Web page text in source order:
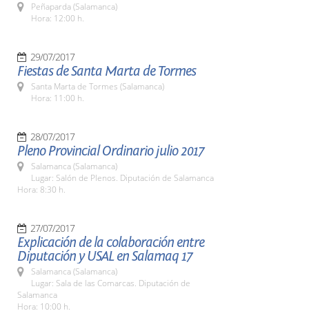
Peñaparda (Salamanca)
Hora: 12:00 h.
29/07/2017
Fiestas de Santa Marta de Tormes
Santa Marta de Tormes (Salamanca)
Hora: 11:00 h.
28/07/2017
Pleno Provincial Ordinario julio 2017
Salamanca (Salamanca)
Lugar: Salón de Plenos. Diputación de Salamanca
Hora: 8:30 h.
27/07/2017
Explicación de la colaboración entre
Diputación y USAL en Salamaq 17
Salamanca (Salamanca)
Lugar: Sala de las Comarcas. Diputación de
Salamanca
Hora: 10:00 h.